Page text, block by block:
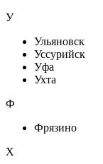
У
Ульяновск
Уссурийск
Уфа
Ухта
Ф
Фрязино
Х